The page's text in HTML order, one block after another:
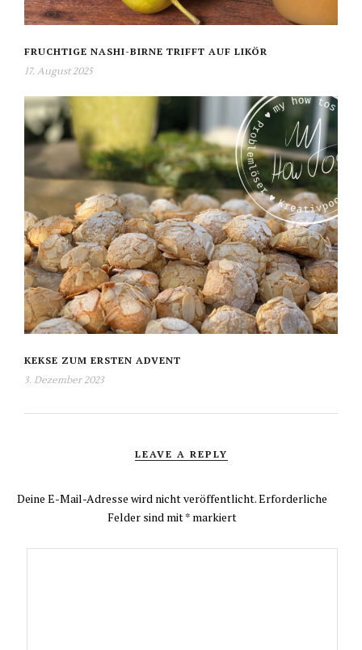
FRUCHTIGE NASHI-BIRNE TRIFFT AUF LIKÖR
17. August 2025
KEKSE ZUM ERSTEN ADVENT
3. Dezember 2023
LEAVE A REPLY
Deine E-Mail-Adresse wird nicht veröffentlicht.Erforderliche
Felder sind mit* markiert